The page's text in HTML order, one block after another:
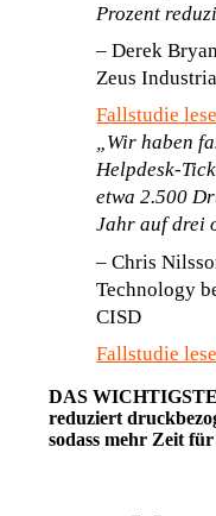
Prozent
– Derek
Zeus
Fallstudie
„Wir haben
Helpdesk-
etwa 2.500
Jahr auf drei
– Chris
Technology
Fallstudie
DAS
reduziert
sodass mehr Zeit